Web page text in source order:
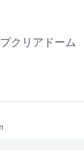
クリアドーム